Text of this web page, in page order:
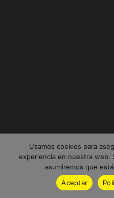
Usamos cookies para
experiencia en nuestra web.
asumiremos que
Aceptar